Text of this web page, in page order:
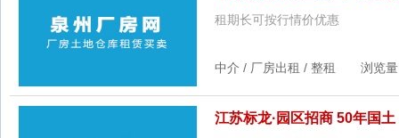
租期长可按行情价优惠
中介 / 厂房出租 / 整租 浏览
江苏标龙·园区招商 50年国